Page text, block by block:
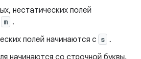
нестатических полей
m .
полей начинаются с s .
начинаются со строчной буквы.